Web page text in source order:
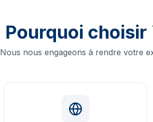
Pourquoi choisir
Nous nous engageons à rendre votre